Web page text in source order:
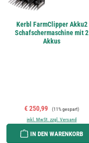
Kerbl FarmClipper Akku2
Schafschermaschine mit 2
Akkus
Verkaufspreis:
€ 250,99 Regulärer Preis:
(11% gespart)
inkl. MwSt. zzgl. Versand
IN DEN WARENKORB